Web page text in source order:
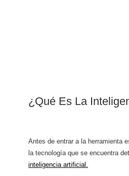
¿Qué Es La
Antes de entrar a la herramienta
la tecnología que se encuentra
inteligencia artificial.